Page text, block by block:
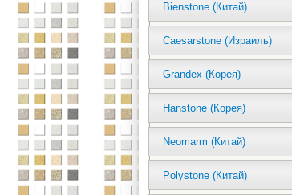
Bienstone (Китай)
Caesarstone (Израиль)
Grandex (Корея)
Hanstone (Корея)
Neomarm (Китай)
Polystone (Китай)